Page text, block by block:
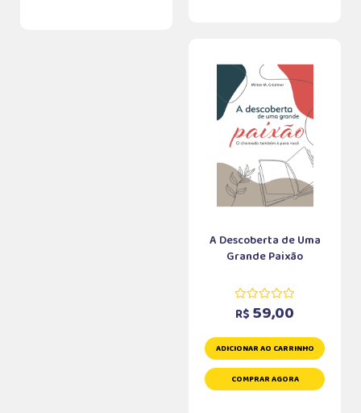
A Descoberta de Uma
Grande Paixão
R$ 59,00
ADICIONAR AO CARRINHO
COMPRAR AGORA